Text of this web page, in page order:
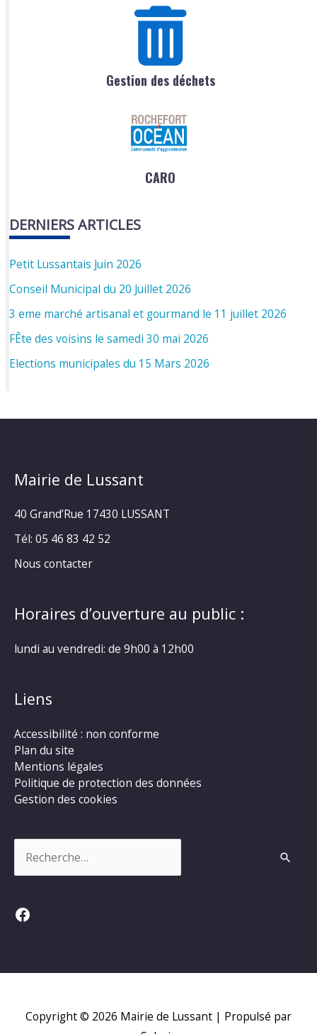
Gestion des déchets
CARO
DERNIERS ARTICLES
Petit Lussantais Juin 2026
Conseil Municipal du 20 Juillet 2026
3 eme marché artisanal et gourmand le 11 juillet 2026
FÊte des voisins le samedi 30 mai 2026
Elections municipales du 15 Mars 2026
Mairie de Lussant
40 Grand’Rue 17430 LUSSANT
Tél: 05 46 83 42 52
Nous contacter
Horaires d’ouverture au public :
lundi au vendredi: de 9h00 à 12h00
Liens
Accessibilité : non conforme
Plan du site
Mentions légales
Politique de protection des données
Gestion des cookies
Facebook
Copyright © 2026 Mairie de Lussant | Propulsé par